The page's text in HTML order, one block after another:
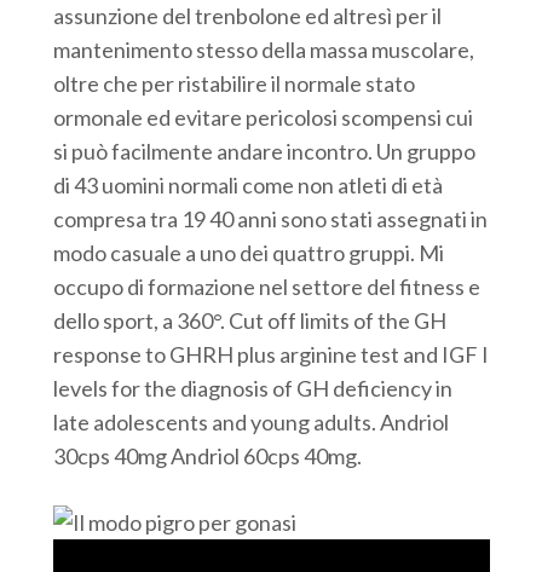
assunzione del trenbolone ed altresì per il
mantenimento stesso della massa muscolare,
oltre che per ristabilire il normale stato
ormonale ed evitare pericolosi scompensi cui
si può facilmente andare incontro. Un gruppo
di 43 uomini normali come non atleti di età
compresa tra 19 40 anni sono stati assegnati in
modo casuale a uno dei quattro gruppi. Mi
occupo di formazione nel settore del fitness e
dello sport, a 360°. Cut off limits of the GH
response to GHRH plus arginine test and IGF I
levels for the diagnosis of GH deficiency in
late adolescents and young adults. Andriol
30cps 40mg Andriol 60cps 40mg.